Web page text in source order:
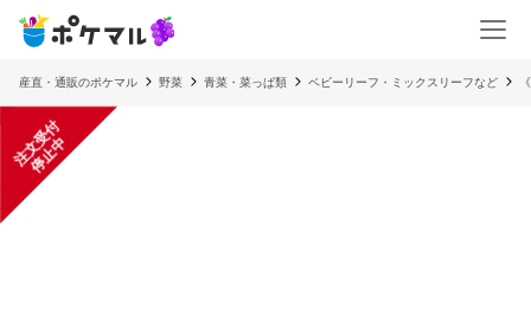
産直・通販のポケマル 野菜 青菜・菜っぱ類 ベビーリーフ・ミックスリーフなど
注
文
受
付
停
止
中